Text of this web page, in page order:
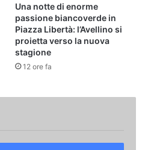
Una notte di enorme
passione biancoverde in
Piazza Libertà: l’Avellino si
proietta verso la nuova
stagione
12 ore fa